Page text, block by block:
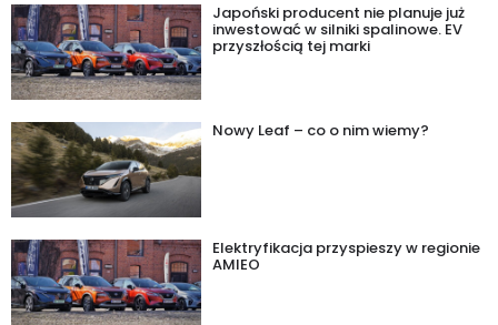
Japoński producent nie planuje już
inwestować w silniki spalinowe. EV
przyszłością tej marki
Nowy Leaf – co o nim wiemy?
Elektryfikacja przyspieszy w regionie
AMIEO